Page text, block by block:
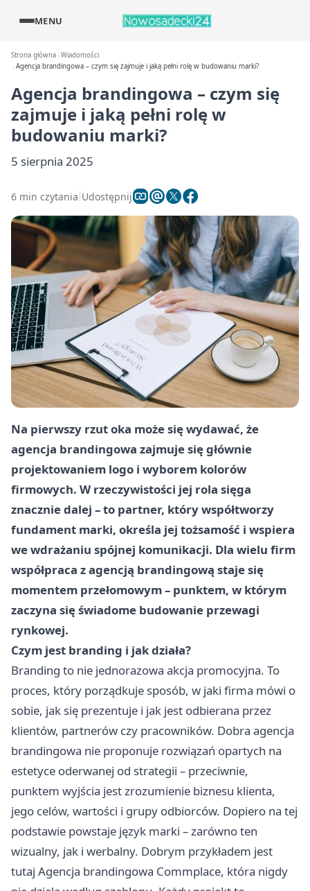
MENU
Strona główna Wiadomości
Agencja brandingowa – czym się zajmuje i jaką pełni rolę w budowaniu marki?
Agencja brandingowa – czym się
zajmuje i jaką pełni rolę w
budowaniu marki?
5 sierpnia 2025
6 min czytania Udostępnij
Na pierwszy rzut oka może się wydawać, że
agencja brandingowa zajmuje się głównie
projektowaniem logo i wyborem kolorów
firmowych. W rzeczywistości jej rola sięga
znacznie dalej – to partner, który współtworzy
fundament marki, określa jej tożsamość i wspiera
we wdrażaniu spójnej komunikacji. Dla wielu firm
współpraca z agencją brandingową staje się
momentem przełomowym – punktem, w którym
zaczyna się świadome budowanie przewagi
rynkowej.
Czym jest branding i jak działa?
Branding to nie jednorazowa akcja promocyjna. To
proces, który porządkuje sposób, w jaki firma mówi o
sobie, jak się prezentuje i jak jest odbierana przez
klientów, partnerów czy pracowników. Dobra agencja
brandingowa nie proponuje rozwiązań opartych na
estetyce oderwanej od strategii – przeciwnie,
punktem wyjścia jest zrozumienie biznesu klienta,
jego celów, wartości i grupy odbiorców. Dopiero na tej
podstawie powstaje język marki – zarówno ten
wizualny, jak i werbalny. Dobrym przykładem jest
tutaj Agencja brandingowa Commplace, która nigdy